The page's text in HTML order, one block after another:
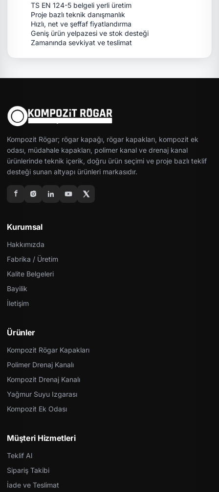
TS EN 124-5 belgeli yerli üretim
Proje bazlı teknik danışmanlık
Hızlı, net ve şeffaf fiyatlandırma
Geniş ürün yelpazesi ve stok desteği
Zamanında sevkiyat ve teslimat
Kompozit Rögar; rögar kapağı, rögar kapakları, kompozit ek
odası, müdahale kapakları, polimer kanal ve drenaj kanal
ürünlerinde teknik içerik, doğru ürün seçimi ve proje bazlı teklif
desteği sunan altyapı ürünleri markasıdır.
Kurumsal
Hakkımızda
Fabrika / Üretim
Kalite Belgeleri
Bayilik
İletişim
Ürünler
Kompozit Rögar Kapakları
Polimer Drenaj Kanalı
Kompozit Drenaj Kanalı
Yağmur Suyu Izgarası
Kompozit Ek Odası
Müşteri Hizmetleri
Teklif Al
Sipariş Takibi
İade ve Teslimat